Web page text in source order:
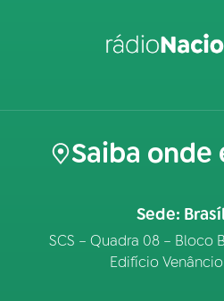
Saiba onde
Sede:
SCS – Quadra 08 – Bloco
Edifício